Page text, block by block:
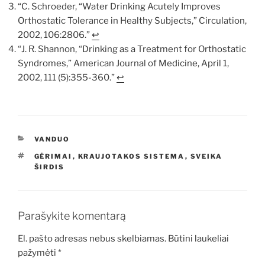
“C. Schroeder, “Water Drinking Acutely Improves
Orthostatic Tolerance in Healthy Subjects,” Circulation,
2002, 106:2806.”↩︎
“J. R. Shannon, “Drinking as a Treatment for Orthostatic
Syndromes,” American Journal of Medicine, April 1,
2002, 111 (5):355-360.”↩︎
KATEGORIJOS
VANDUO
ŽYMOS
GĖRIMAI , KRAUJOTAKOS SISTEMA , SVEIKA
ŠIRDIS
Parašykite komentarą
El. pašto adresas nebus skelbiamas. Būtini laukeliai
pažymėti *